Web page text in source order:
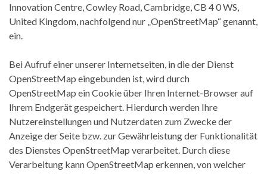
Innovation Centre, Cowley Road, Cambridge, CB 4 0 WS,
United Kingdom, nachfolgend nur „OpenStreetMap“ genannt,
ein.
Bei Aufruf einer unserer Internetseiten, in die der Dienst
OpenStreetMap eingebunden ist, wird durch
OpenStreetMap ein Cookie über Ihren Internet-Browser auf
Ihrem Endgerät gespeichert. Hierdurch werden Ihre
Nutzereinstellungen und Nutzerdaten zum Zwecke der
Anzeige der Seite bzw. zur Gewährleistung der Funktionalität
des Dienstes OpenStreetMap verarbeitet. Durch diese
Verarbeitung kann OpenStreetMap erkennen, von welcher